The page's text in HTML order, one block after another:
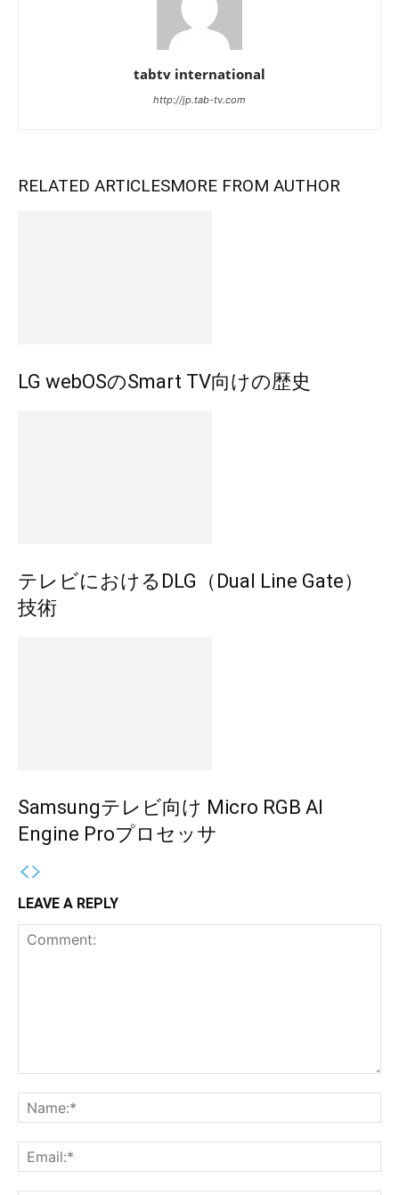
tabtv international
http://jp.tab-tv.com
RELATED ARTICLESMORE FROM AUTHOR
LG webOSのSmart TV向けの歴史
テレビにおけるDLG（Dual Line Gate）
技術
Samsungテレビ向け Micro RGB AI
Engine Proプロセッサ
LEAVE A REPLY